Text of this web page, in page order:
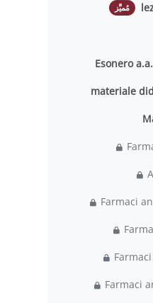
مُميَّز
Esonero
materiale